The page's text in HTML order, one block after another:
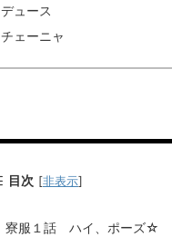
デュース
チェーニャ
目次 [非表示]
寮服１話 ハイ、ポーズ☆